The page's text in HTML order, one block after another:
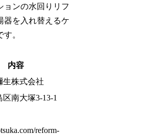
ョンの水回りリフ
器を入れ替えるケ
。
内容
生株式会社
南大塚3-13-1
reform-